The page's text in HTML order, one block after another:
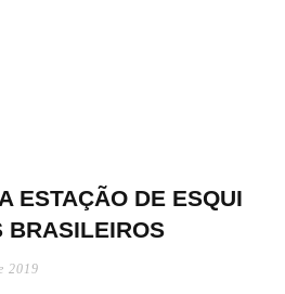
ESTAÇÃO DE ESQUI
BRASILEIROS
2019